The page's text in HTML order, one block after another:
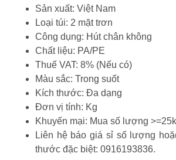
Sản xuất: Việt Nam
Loại túi: 2 mặt trơn
Công dụng: Hút chân không
Chất liệu: PA/PE
Thuế VAT: 8% (Nếu có)
Màu sắc: Trong suốt
Kích thước: Đa dạng
Đơn vị tính: Kg
Khuyến mại: Mua số lượng
Liên hệ báo giá sỉ số lượng
thước đặc biệt: 0916193836.